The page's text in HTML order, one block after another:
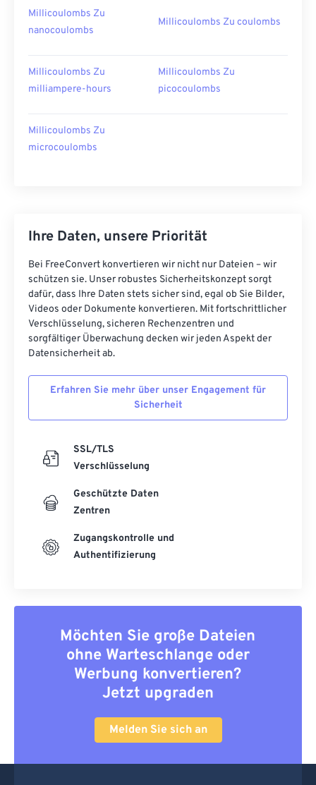
Millicoulombs Zu
nanocoulombs
Millicoulombs Zu coulombs
Millicoulombs Zu
milliampere-hours
Millicoulombs Zu
picocoulombs
Millicoulombs Zu
microcoulombs
Ihre Daten, unsere Priorität
Bei FreeConvert konvertieren wir nicht nur Dateien – wir
schützen sie. Unser robustes Sicherheitskonzept sorgt
dafür, dass Ihre Daten stets sicher sind, egal ob Sie Bilder,
Videos oder Dokumente konvertieren. Mit fortschrittlicher
Verschlüsselung, sicheren Rechenzentren und
sorgfältiger Überwachung decken wir jeden Aspekt der
Datensicherheit ab.
Erfahren Sie mehr über unser Engagement für
Sicherheit
SSL/TLS
Verschlüsselung
Geschützte Daten
Zentren
Zugangskontrolle und
Authentifizierung
Möchten Sie große Dateien
ohne Warteschlange oder
Werbung konvertieren?
Jetzt upgraden
Melden Sie sich an